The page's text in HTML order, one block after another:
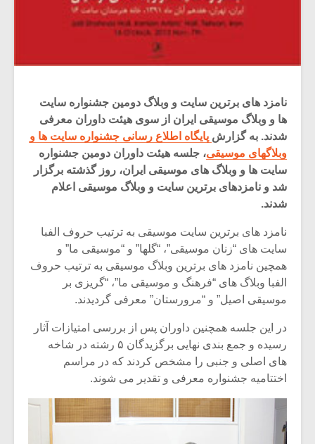
نامزد های برترین سایت و وبلاگ دومین جشنواره سایت
ها و وبلاگ موسیقی ایران از سوی هیئت داوران معرفی
شدند. به گزارش پایگاه اطلاع رسانی جشنواره سایت ها و
وبلاگهای موسیقی، جلسه هیئت داوران دومین جشنواره
سایت ها و وبلاگ های موسیقی ایران، روز گذشته برگزار
شد و نامزدهای برترین سایت و وبلاگ موسیقی اعلام
شدند.
نامزد های برترین سایت موسیقی به ترتیب حروف الفبا
سایت های “زنان موسیقی”، “گلها” و “موسیقی ما” و
همچین نامزد های برترین وبلاگ موسیقی به ترتیب حروف
الفبا وبلاگ های “فرهنگ و موسیقی ما”، “گریزی بر
موسیقی اصیل” و “مرورستان” معرفی گردیدند.
در این جلسه همچنین داوران پس از بررسی امتیازات آثار
رسیده و جمع بندی نهایی برگزیدگان ۵ رشته در شاخه
های اصلی و جنبی را مشخص کردند که در مراسم
اختتامیه جشنواره معرفی و تقدیر می شوند.
یادداشتی بر موسیقی
متن فیلم «متری
موسیقی